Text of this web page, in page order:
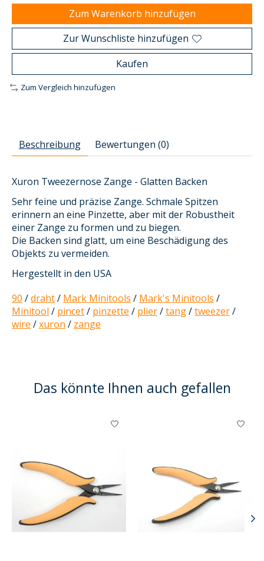
Zum Warenkorb hinzufügen
Zur Wunschliste hinzufügen
Kaufen
Zum Vergleich hinzufügen
Beschreibung Bewertungen (0)
Xuron Tweezernose Zange - Glatten Backen
Sehr feine und präzise Zange. Schmale Spitzen
erinnern an eine Pinzette, aber mit der Robustheit
einer Zange zu formen und zu biegen.
Die Backen sind glatt, um eine Beschädigung des
Objekts zu vermeiden.
Hergestellt in den USA
90 /draht/ Mark Minitools / Mark's Minitools /
Minitool / pincet/ pinzette / plier/tang/tweezer/
wire /xuron / zange
Das könnte Ihnen auch gefallen
Produkt-Karussell-Artikel